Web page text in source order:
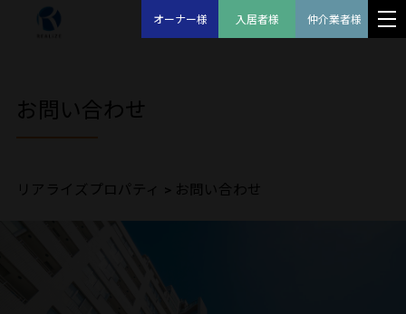
オーナー様 入居者様 仲介業者様
お問い合わせ
リアライズプロパティ > お問い合わせ